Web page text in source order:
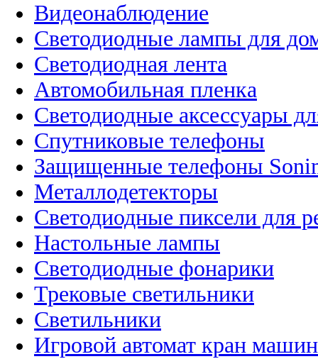
Видеонаблюдение
Светодиодные лампы для
Светодиодная лента
Автомобильная пленка
Светодиодные аксессуары
Спутниковые телефоны
Защищенные телефоны
Металлодетекторы
Светодиодные пиксели для
Настольные лампы
Светодиодные фонарики
Трековые светильники
Светильники
Игровой автомат кран